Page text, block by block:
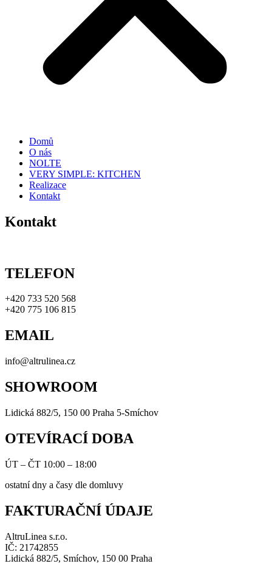
Domů
O nás
NOLTE
VERY SIMPLE: KITCHEN
Realizace
Kontakt
Kontakt
TELEFON
+420 733 520 568
+420 775 106 815
EMAIL
info@altrulinea.cz
SHOWROOM
Lidická 882/5, 150 00 Praha 5-Smíchov
OTEVÍRACÍ DOBA
ÚT – ČT 10:00 – 18:00
ostatní dny a časy dle domluvy
FAKTURAČNÍ ÚDAJE
AltruLinea s.r.o.
IČ: 21742855
Lidická 882/5, Smíchov, 150 00 Praha